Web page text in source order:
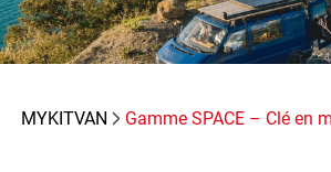
MYKITVAN Gamme SPACE – Clé en